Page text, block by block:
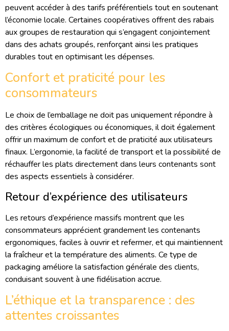
peuvent accéder à des tarifs préférentiels tout en soutenant
l’économie locale. Certaines coopératives offrent des rabais
aux groupes de restauration qui s’engagent conjointement
dans des achats groupés, renforçant ainsi les pratiques
durables tout en optimisant les dépenses.
Confort et praticité pour les
consommateurs
Le choix de l’emballage ne doit pas uniquement répondre à
des critères écologiques ou économiques, il doit également
offrir un maximum de confort et de praticité aux utilisateurs
finaux. L’ergonomie, la facilité de transport et la possibilité de
réchauffer les plats directement dans leurs contenants sont
des aspects essentiels à considérer.
Retour d’expérience des utilisateurs
Les retours d’expérience massifs montrent que les
consommateurs apprécient grandement les contenants
ergonomiques, faciles à ouvrir et refermer, et qui maintiennent
la fraîcheur et la température des aliments. Ce type de
packaging améliore la satisfaction générale des clients,
conduisant souvent à une fidélisation accrue.
L’éthique et la transparence : des
attentes croissantes